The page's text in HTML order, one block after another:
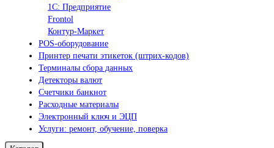
1С: Предприятие
Frontol
Контур-Маркет
POS-оборудование
Принтер печати этикеток (штрих-кодов)
Терминалы сбора данных
Детекторы валют
Счетчики банкнот
Расходные материалы
Электронный ключ и ЭЦП
Услуги: ремонт, обучение, поверка